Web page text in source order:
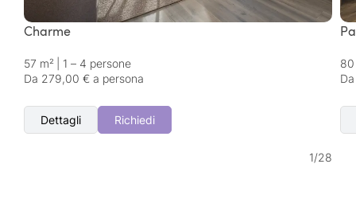
Charme
57 m²
1 – 4 persone
Da 279,00 € a persona
Dettagli Richiedi
80
1/28